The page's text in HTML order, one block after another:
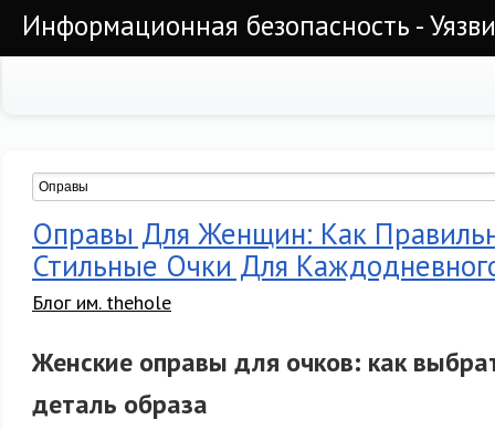
Информационная безопасность -
Оправы Для Женщин: Как
Стильные Очки Для
Блог им. thehole
Женские оправы для очков: как
деталь образа